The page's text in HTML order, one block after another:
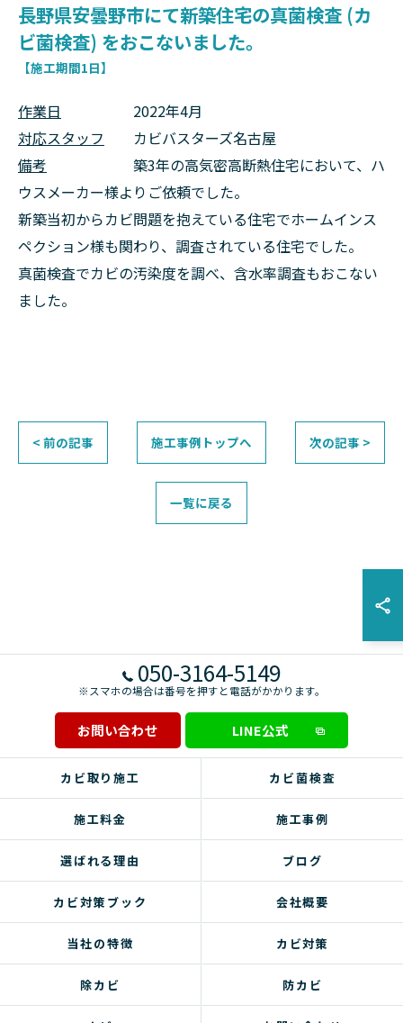
長野県安曇野市にて新築住宅の真菌検査 (カ
ビ菌検査) をおこないました。
【施工期間1日】
作業日 2022年4月
対応スタッフ カビバスターズ名古屋
備考 築3年の高気密高断熱住宅において、ハ
ウスメーカー様よりご依頼でした。
新築当初からカビ問題を抱えている住宅でホームインス
ペクション様も関わり、調査されている住宅でした。
真菌検査でカビの汚染度を調べ、含水率調査もおこない
ました。
< 前の記事 施工事例トップへ 次の記事 >
一覧に戻る
050-3164-5149
※スマホの場合は番号を押すと電話がかかります。
お問い合わせ LINE公式
カビ取り施工 カビ菌検査
施工料金 施工事例
選ばれる理由 ブログ
カビ対策ブック 会社概要
当社の特徴 カビ対策
除カビ 防カビ